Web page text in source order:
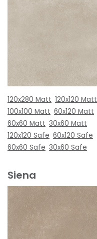
120x280 Matt 120x120 Matt
100x100 Matt 60x120 Matt
60x60 Matt 30x60 Matt
120x120 Safe 60x120 Safe
60x60 Safe 30x60 Safe
Siena